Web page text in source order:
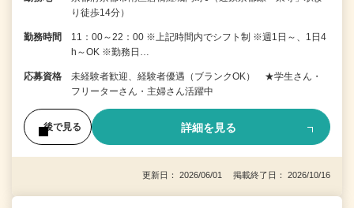
り徒歩14分）
勤務時間
11：00～22：00 ※上記時間内でシフト制 ※週1日～、1日4
h～OK ※勤務日…
応募資格
未経験者歓迎、経験者優遇（ブランクOK） ★学生さん・
フリーターさん・主婦さん活躍中
後で見る 詳細を見る
更新日： 2026/06/01 掲載終了日： 2026/10/16